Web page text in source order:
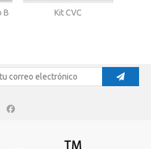
B Kit CVC